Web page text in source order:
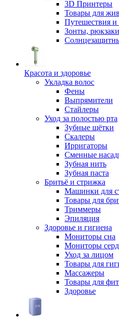
3D Принтеры
Товары для
Путешествия и
Зонты,
Красота и здоровье
Укладка волос
Фены
Выпрямители
Стайлеры
Уход за полостью рта
Зубные щётки
Скалеры
Ирригаторы
Сменные
Зубная нить
Зубная паста
Бритьё и стрижка
Машинки для
Товары для
Триммеры
Эпиляция
Здоровье и гигиена
Мониторы сна
Мониторы
Уход за лицом
Товары для
Массажеры
Товары для
Здоровье